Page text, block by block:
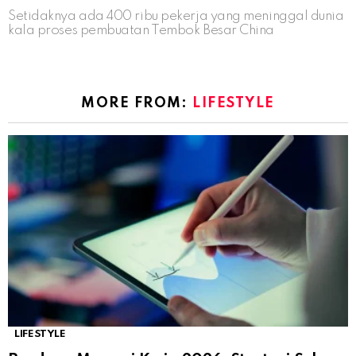
Setidaknya ada 400 ribu pekerja yang meninggal dunia
kala proses pembuatan Tembok Besar China
MORE FROM: LIFESTYLE
LIFESTYLE